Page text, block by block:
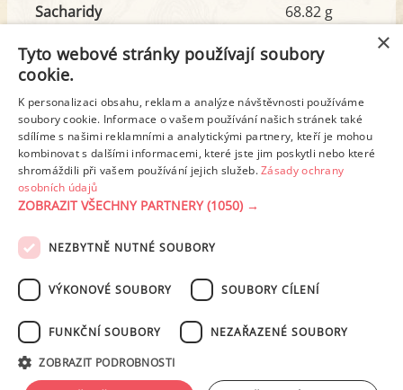
Sacharidy
z toho cukr
68.82 g
5.89 g
Tuk
z toho nas. mastné kyseliny
51.26 g
19.68 g
Detailní rozpis
PODMÍNKY UŽITÍ ZÁSADY OCHRANY OSOBNÍCH ÚDAJŮ
NASTAVENÍ COOKIES
tohoto serveru je bez písemného souhlasu provozovatele zakázáno.
×
Tyto webové stránky používají soubory
cookie.
K personalizaci obsahu, reklam a analýze návštěvnosti používáme
soubory cookie. Informace o vašem používání našich stránek také
sdílíme s našimi reklamními a analytickými partnery, kteří je mohou
kombinovat s dalšími informacemi, které jste jim poskytli nebo které
shromáždili při vašem používání jejich služeb.Zásady ochrany
osobních údajů
ZOBRAZIT VŠECHNY PARTNERY(1050) →
NEZBYTNĚ NUTNÉ SOUBORY
VÝKONOVÉ SOUBORY SOUBORY CÍLENÍ
FUNKČNÍ SOUBORY NEZAŘAZENÉ SOUBORY
ZOBRAZIT PODROBNOSTI